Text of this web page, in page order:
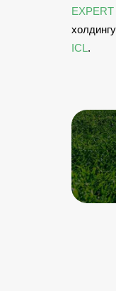
холдингу
ICL.